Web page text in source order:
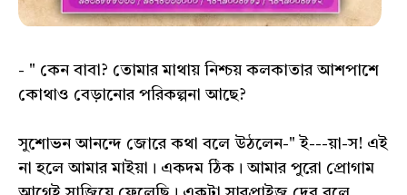
- " কেন বাবা? তোমার মাথায় নিশ্চয় কলকাতার আশপাশে
কোথাও বেড়ানোর পরিকল্পনা আছে?
সুশোভন আনন্দে জোরে কথা বলে উঠলেন-" ই---য়া-স! এই
না হলে আমার মাইয়া। একদম ঠিক। আমার পুরো প্রোগাম